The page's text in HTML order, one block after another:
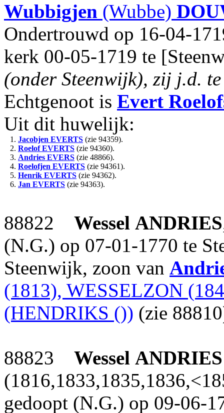
Wubbigjen (Wubbe)
Ondertrouwd op 16-04-
kerk 00-05-1719 te
(onder Steenwijk), zij j.d.
Echtgenoot is Evert
Uit dit huwelijk:
1. Jacobjen EVERTS (zie 94359).
2. Roelof EVERTS (zie 94360).
3. Andries EVERS (zie 48866).
4. Roelofjen EVERTS (zie 94361).
5. Henrik EVERTS (zie 94362).
6. Jan EVERTS (zie 94363).
88822 Wessel ANDRIES
(N.G.) op 07-01-1770 te
Steenwijk, zoon van
(1813), WESSELZON
(HENDRIKS ()) (zie
88823 Wessel ANDRIES
gedoopt (N.G.) op 09-06-